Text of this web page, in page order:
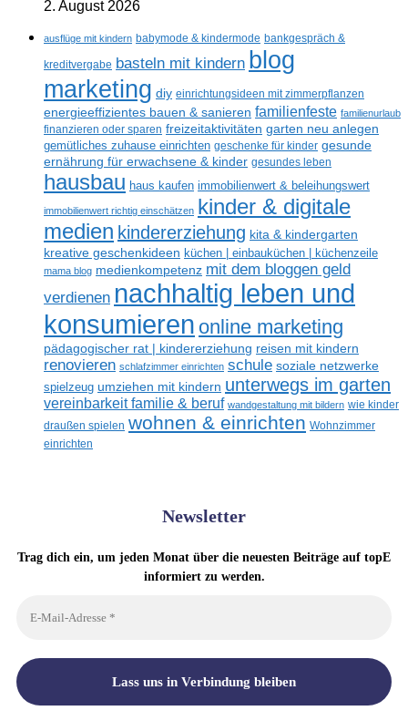
2. August 2026
ausflüge mit kindern babymode & kindermode bankgespräch &
kreditvergabe basteln mit kindern blog
marketing diy einrichtungsideen mit zimmerpflanzen
energieeffizientes bauen & sanieren familienfeste familienurlaub
finanzieren oder sparen freizeitaktivitäten garten neu anlegen
gemütliches zuhause einrichten geschenke für kinder gesunde
ernährung für erwachsene & kinder gesundes leben
hausbau haus kaufen immobilienwert & beleihungswert
immobilienwert richtig einschätzen kinder & digitale
medien kindererziehung kita & kindergarten
kreative geschenkideen küchen | einbauküchen | küchenzeile
mama blog medienkompetenz mit dem bloggen geld
verdienen nachhaltig leben und
konsumieren online marketing
pädagogischer rat | kindererziehung reisen mit kindern
renovieren schlafzimmer einrichten schule soziale netzwerke
spielzeug umziehen mit kindern unterwegs im garten
vereinbarkeit familie & beruf wandgestaltung mit bildern wie kinder
draußen spielen wohnen & einrichten Wohnzimmer
einrichten
Newsletter
Trag dich ein, um jeden Monat über die neuesten Beiträge auf topE
informiert zu werden.